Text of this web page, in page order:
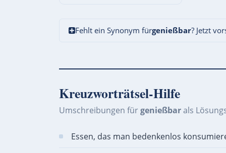
Fehlt ein Synonym fürgenießbar? Jetzt
Kreuzworträtsel-Hilfe
Umschreibungen fürgenießbarals
Essen, das man bedenkenlos